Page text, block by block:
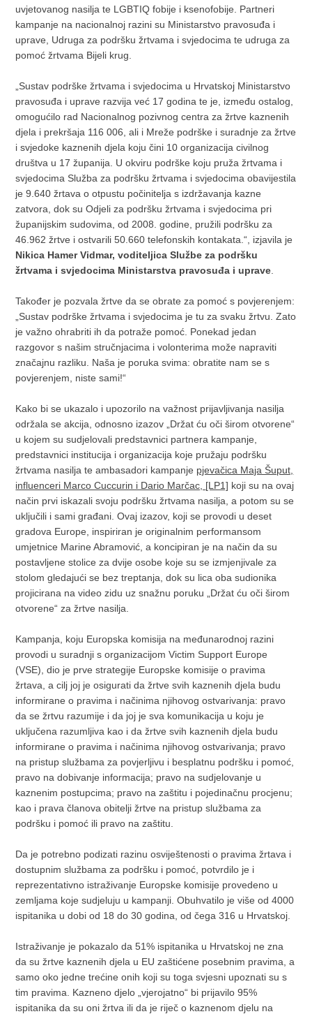
uvjetovanog nasilja te LGBTIQ fobije i ksenofobije. Partneri
kampanje na nacionalnoj razini su Ministarstvo pravosuđa i
uprave, Udruga za podršku žrtvama i svjedocima te udruga za
pomoć žrtvama Bijeli krug.
„Sustav podrške žrtvama i svjedocima u Hrvatskoj Ministarstvo
pravosuđa i uprave razvija već 17 godina te je, između ostalog,
omogućilo rad Nacionalnog pozivnog centra za žrtve kaznenih
djela i prekršaja 116 006, ali i Mreže podrške i suradnje za žrtve
i svjedoke kaznenih djela koju čini 10 organizacija civilnog
društva u 17 županija. U okviru podrške koju pruža žrtvama i
svjedocima Služba za podršku žrtvama i svjedocima obavijestila
je 9.640 žrtava o otpustu počinitelja s izdržavanja kazne
zatvora, dok su Odjeli za podršku žrtvama i svjedocima pri
županijskim sudovima, od 2008. godine, pružili podršku za
46.962 žrtve i ostvarili 50.660 telefonskih kontakata.“, izjavila je
Nikica Hamer Vidmar, voditeljica Službe za podršku
žrtvama i svjedocima Ministarstva pravosuđa i uprave
Također je pozvala žrtve da se obrate za pomoć s povjerenjem:
„Sustav podrške žrtvama i svjedocima je tu za svaku žrtvu. Zato
je važno ohrabriti ih da potraže pomoć. Ponekad jedan
razgovor s našim stručnjacima i volonterima može napraviti
značajnu razliku. Naša je poruka svima: obratite nam se s
povjerenjem, niste sami!“
Kako bi se ukazalo i upozorilo na važnost prijavljivanja nasilja
održala se akcija, odnosno izazov „Držat ću oči širom otvorene“
u kojem su sudjelovali predstavnici partnera kampanje,
predstavnici institucija i organizacija koje pružaju podršku
žrtvama nasilja te ambasadori kampanje pjevačica Maja Šuput,
influenceri Marco Cuccurin i Dario Marčac, [LP1] koji su na ovaj
način prvi iskazali svoju podršku žrtvama nasilja, a potom su se
uključili i sami građani. Ovaj izazov, koji se provodi u deset
gradova Europe, inspiriran je originalnim performansom
umjetnice Marine Abramović, a koncipiran je na način da su
postavljene stolice za dvije osobe koje su se izmjenjivale za
stolom gledajući se bez treptanja, dok su lica oba sudionika
projicirana na video zidu uz snažnu poruku „Držat ću oči širom
otvorene“ za žrtve nasilja.
Kampanja, koju Europska komisija na međunarodnoj razini
provodi u suradnji s organizacijom Victim Support Europe
(VSE), dio je prve strategije Europske komisije o pravima
žrtava, a cilj joj je osigurati da žrtve svih kaznenih djela budu
informirane o pravima i načinima njihovog ostvarivanja: pravo
da se žrtvu razumije i da joj je sva komunikacija u koju je
uključena razumljiva kao i da žrtve svih kaznenih djela budu
informirane o pravima i načinima njihovog ostvarivanja; pravo
na pristup službama za povjerljivu i besplatnu podršku i pomoć,
pravo na dobivanje informacija; pravo na sudjelovanje u
kaznenim postupcima; pravo na zaštitu i pojedinačnu procjenu;
kao i prava članova obitelji žrtve na pristup službama za
podršku i pomoć ili pravo na zaštitu.
Da je potrebno podizati razinu osviještenosti o pravima žrtava i
dostupnim službama za podršku i pomoć, potvrdilo je i
reprezentativno istraživanje Europske komisije provedeno u
zemljama koje sudjeluju u kampanji. Obuhvatilo je više od 4000
ispitanika u dobi od 18 do 30 godina, od čega 316 u Hrvatskoj.
Istraživanje je pokazalo da 51% ispitanika u Hrvatskoj ne zna
da su žrtve kaznenih djela u EU zaštićene posebnim pravima, a
samo oko jedne trećine onih koji su toga svjesni upoznati su s
tim pravima. Kazneno djelo „vjerojatno“ bi prijavilo 95%
ispitanika da su oni žrtva ili da je riječ o kaznenom djelu na